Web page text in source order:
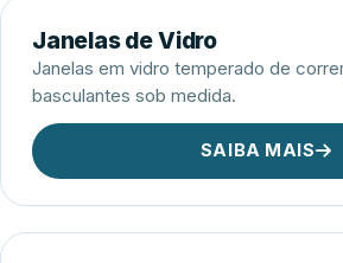
Janelas de Vidro
Janelas em vidro temperado de
basculantes sob medida.
SAIBA MAIS